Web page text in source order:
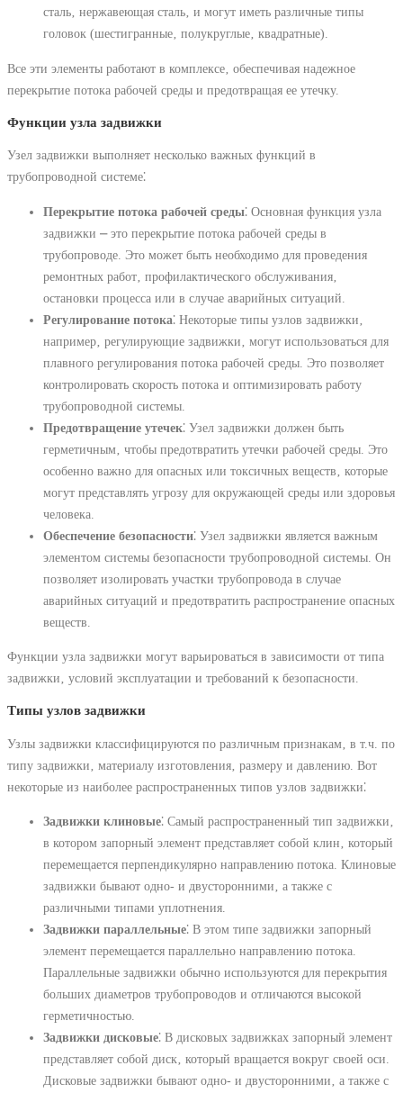
сталь‚ нержавеющая сталь‚ и могут иметь различные типы
головок (шестигранные‚ полукруглые‚ квадратные).
Все эти элементы работают в комплексе‚ обеспечивая надежное
перекрытие потока рабочей среды и предотвращая ее утечку.
Функции узла задвижки
Узел задвижки выполняет несколько важных функций в
трубопроводной системе⁚
Перекрытие потока рабочей среды⁚ Основная функция узла
задвижки ⎼ это перекрытие потока рабочей среды в
трубопроводе. Это может быть необходимо для проведения
ремонтных работ‚ профилактического обслуживания‚
остановки процесса или в случае аварийных ситуаций.
Регулирование потока⁚ Некоторые типы узлов задвижки‚
например‚ регулирующие задвижки‚ могут использоваться для
плавного регулирования потока рабочей среды. Это позволяет
контролировать скорость потока и оптимизировать работу
трубопроводной системы.
Предотвращение утечек⁚ Узел задвижки должен быть
герметичным‚ чтобы предотвратить утечки рабочей среды. Это
особенно важно для опасных или токсичных веществ‚ которые
могут представлять угрозу для окружающей среды или здоровья
человека.
Обеспечение безопасности⁚ Узел задвижки является важным
элементом системы безопасности трубопроводной системы. Он
позволяет изолировать участки трубопровода в случае
аварийных ситуаций и предотвратить распространение опасных
веществ.
Функции узла задвижки могут варьироваться в зависимости от типа
задвижки‚ условий эксплуатации и требований к безопасности.
Типы узлов задвижки
Узлы задвижки классифицируются по различным признакам‚ в т.ч. по
типу задвижки‚ материалу изготовления‚ размеру и давлению. Вот
некоторые из наиболее распространенных типов узлов задвижки⁚
Задвижки клиновые⁚ Самый распространенный тип задвижки‚
в котором запорный элемент представляет собой клин‚ который
перемещается перпендикулярно направлению потока. Клиновые
задвижки бывают одно- и двусторонними‚ а также с
различными типами уплотнения.
Задвижки параллельные⁚ В этом типе задвижки запорный
элемент перемещается параллельно направлению потока.
Параллельные задвижки обычно используются для перекрытия
больших диаметров трубопроводов и отличаются высокой
герметичностью.
Задвижки дисковые⁚ В дисковых задвижках запорный элемент
представляет собой диск‚ который вращается вокруг своей оси.
Дисковые задвижки бывают одно- и двусторонними‚ а также с